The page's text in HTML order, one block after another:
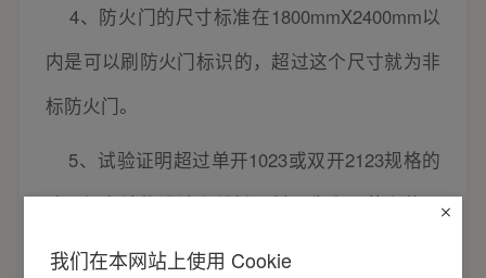
4、防火门的尺寸标准在1800mmX2400mm以
内是可以刷防火门标识的，超过这个尺寸就为非
标防火门。
5、试验证明超过单开1023或双开2123规格的
防火门在结构设计和关键原料及生产工艺上的要
求要比常规的防火门要求要更多，且产品的耐火
我们在本网站上使用 Cookie